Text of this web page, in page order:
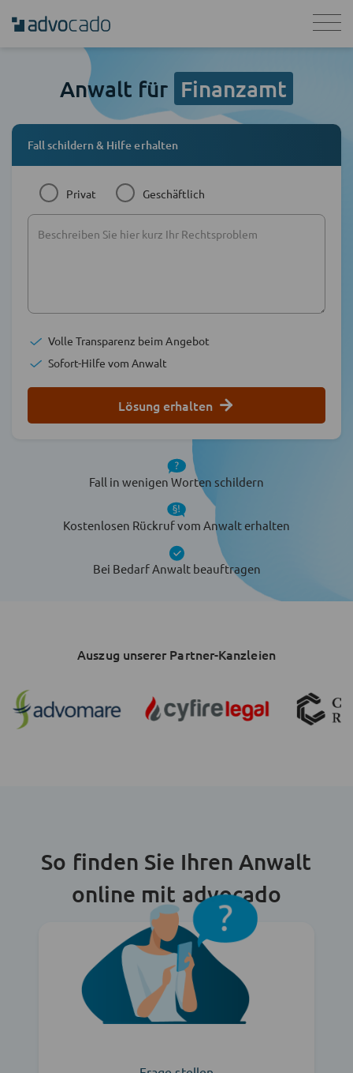
Anwalt für Finanzamt
Fall schildern & Hilfe erhalten
Privat Geschäftlich
Volle Transparenz beim Angebot
Sofort-Hilfe vom Anwalt
Lösung erhalten
Fall in wenigen Worten schildern
Kostenlosen Rückruf vom Anwalt erhalten
Bei Bedarf Anwalt beauftragen
Auszug unserer Partner-Kanzleien
So finden Sie Ihren Anwalt
online mit advocado